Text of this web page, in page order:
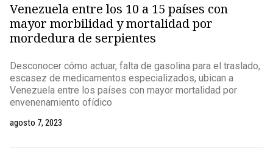
Venezuela entre los 10 a 15 países con
mayor morbilidad y mortalidad por
mordedura de serpientes
Desconocer cómo actuar, falta de gasolina para el traslado,
escasez de medicamentos especializados, ubican a
Venezuela entre los países con mayor mortalidad por
envenenamiento ofídico
agosto 7, 2023